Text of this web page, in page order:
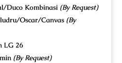
Duco Kombinasi (By Request)
Oscar/Canvas (By
LG 26
(By Request)